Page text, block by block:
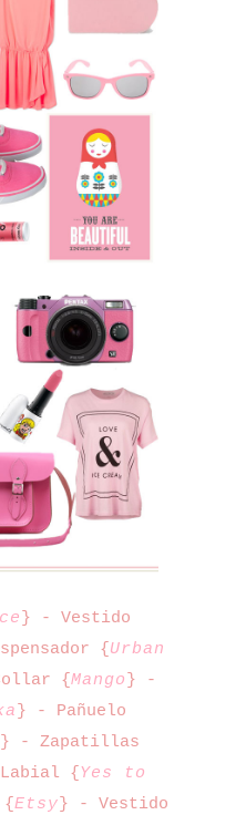
} - Vestido
{ Urban
{Mango } -
} - Pañuelo
} - Zapatillas
{ Yes to
{Etsy } - Vestido